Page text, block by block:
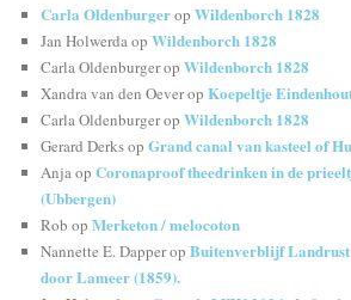
Carla OldenburgeropWildenborch 1828
Jan Holwerda opWildenborch 1828
Carla OldenburgeropWildenborch 1828
Xandra van den OeveropKoepeltje
Carla OldenburgeropWildenborch 1828
Gerard DerksopGrand canal van kasteel of
Anja opCoronaproof theedrinken in de
(Ubbergen)
Rob opMerketon / melocoton
Nannette E. DapperopBuitenverblijf Landrust
door Lameer (1859).